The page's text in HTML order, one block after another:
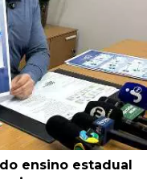
ensino estadual